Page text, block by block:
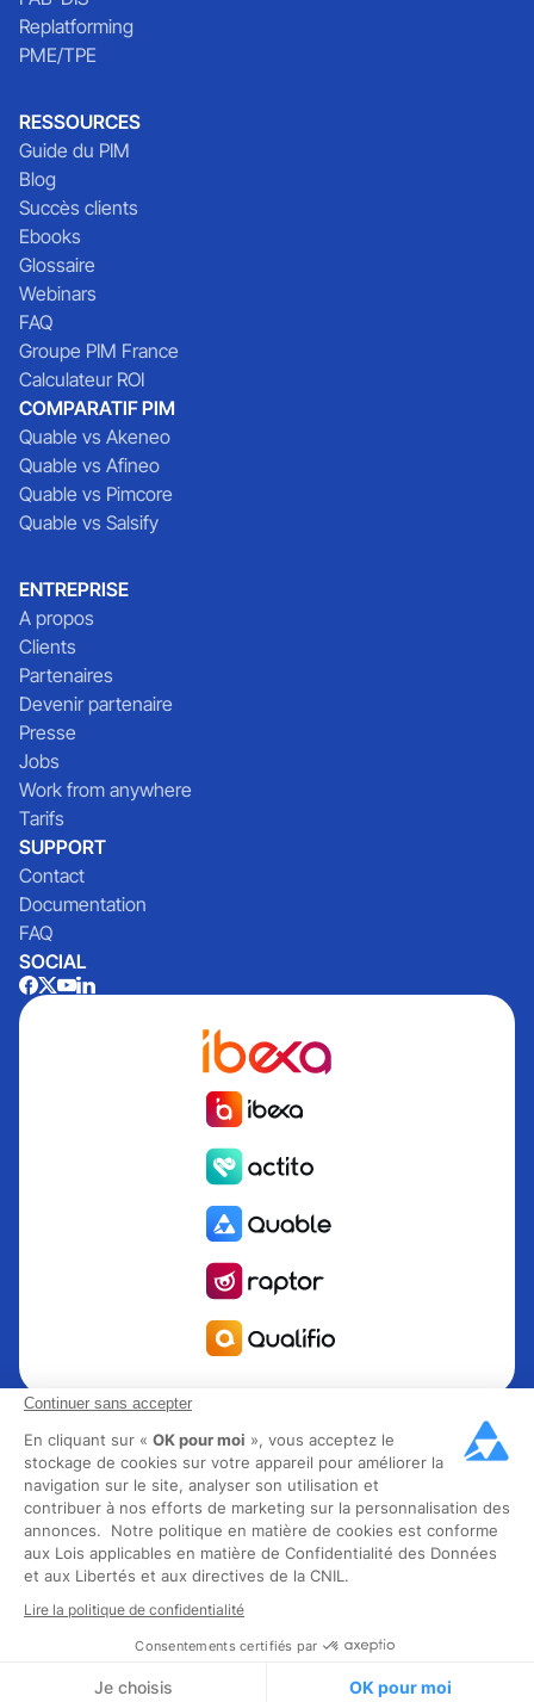
Continuer sans accepter
En cliquant sur « OK pour moi », vous acceptez le
stockage de cookies sur votre appareil pour améliorer la
navigation sur le site, analyser son utilisation et
contribuer à nos efforts de marketing sur la personnalisation des
annonces. Notre politique en matière de cookies est conforme
aux Lois applicables en matière de Confidentialité des Données
et aux Libertés et aux directives de la CNIL.
Lire la politique de confidentialité
Consentements certifiés par
Je choisis OK pour moi
Replatforming
PME/TPE
RESSOURCES
Guide du PIM
Blog
Succès clients
Ebooks
Glossaire
Webinars
FAQ
Groupe PIM France
Calculateur ROI
COMPARATIF PIM
Quable vs Akeneo
Quable vs Afineo
Quable vs Pimcore
Quable vs Salsify
ENTREPRISE
A propos
Clients
Partenaires
Devenir partenaire
Presse
Jobs
Work from anywhere
Tarifs
SUPPORT
Contact
Documentation
FAQ
SOCIAL
Quable est la solution de gestion de l’information Produit
PIM pour les marques et fabricants en quête de croissance.
Groupe Rocher, Mitsubishi Electric, Escada, Berluti, Delsey,
North Sails, Liberated Brands, MCO Regent et plus de 300
grandes marques à travers 85 pays ont choisi Quable PIM
pour faire décoller leur business omnicanal. Fondée en
2013, Quable compte 40 collaborateurs experts et plus de
40 millions de produits gérés dans les secteurs mode, luxe,
alimentaire et industrie.